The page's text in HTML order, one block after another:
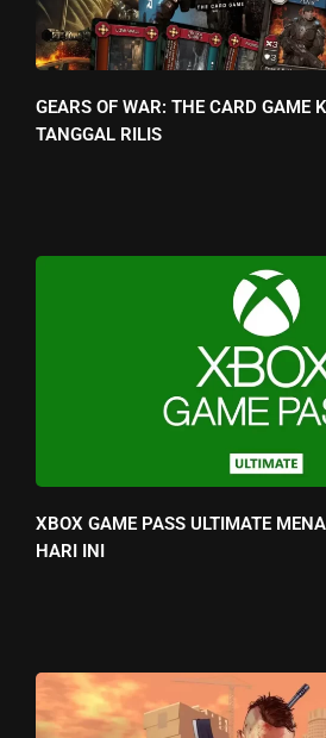
GEARS OF WAR: THE CARD GAME
TANGGAL RILIS
XBOX GAME PASS ULTIMATE
HARI INI